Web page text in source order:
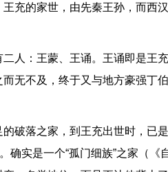
充的家世，由先秦王孙，而西
二人：王蒙、王诵。王诵即是王
无不及，终于又与地方豪强丁
破落之家，到王充出世时，已
确实是一个“孤门细族”之家（